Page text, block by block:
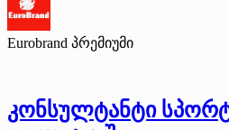
Eurobrand პრემიუმი
კონსულტანტი